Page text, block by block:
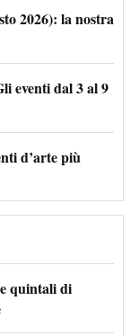
2026): la nostra
eventi dal 3 al 9
d’arte più
quintali di